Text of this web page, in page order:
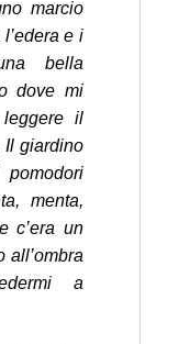
marcio
e i
bella
dove mi
il
Il giardino
menta,
c’era un
all’ombra
a